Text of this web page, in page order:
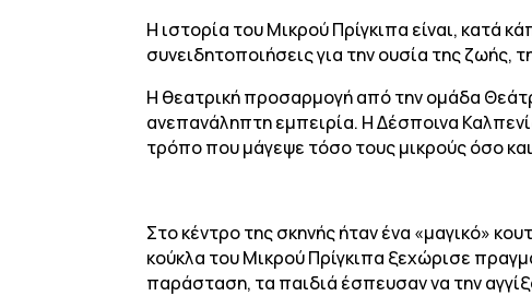
Η ιστορία του Μικρού Πρίγκιπα είναι, κατά
συνειδητοποιήσεις για την ουσία της ζωής,
Η θεατρική προσαρμογή από την ομάδα
ανεπανάληπτη εμπειρία. Η Δέσποινα
τρόπο που μάγεψε τόσο τους μικρούς όσο
Στο κέντρο της σκηνής ήταν ένα «μαγικό»
κούκλα του Μικρού Πρίγκιπα ξεχώρισε
παράσταση, τα παιδιά έσπευσαν να την